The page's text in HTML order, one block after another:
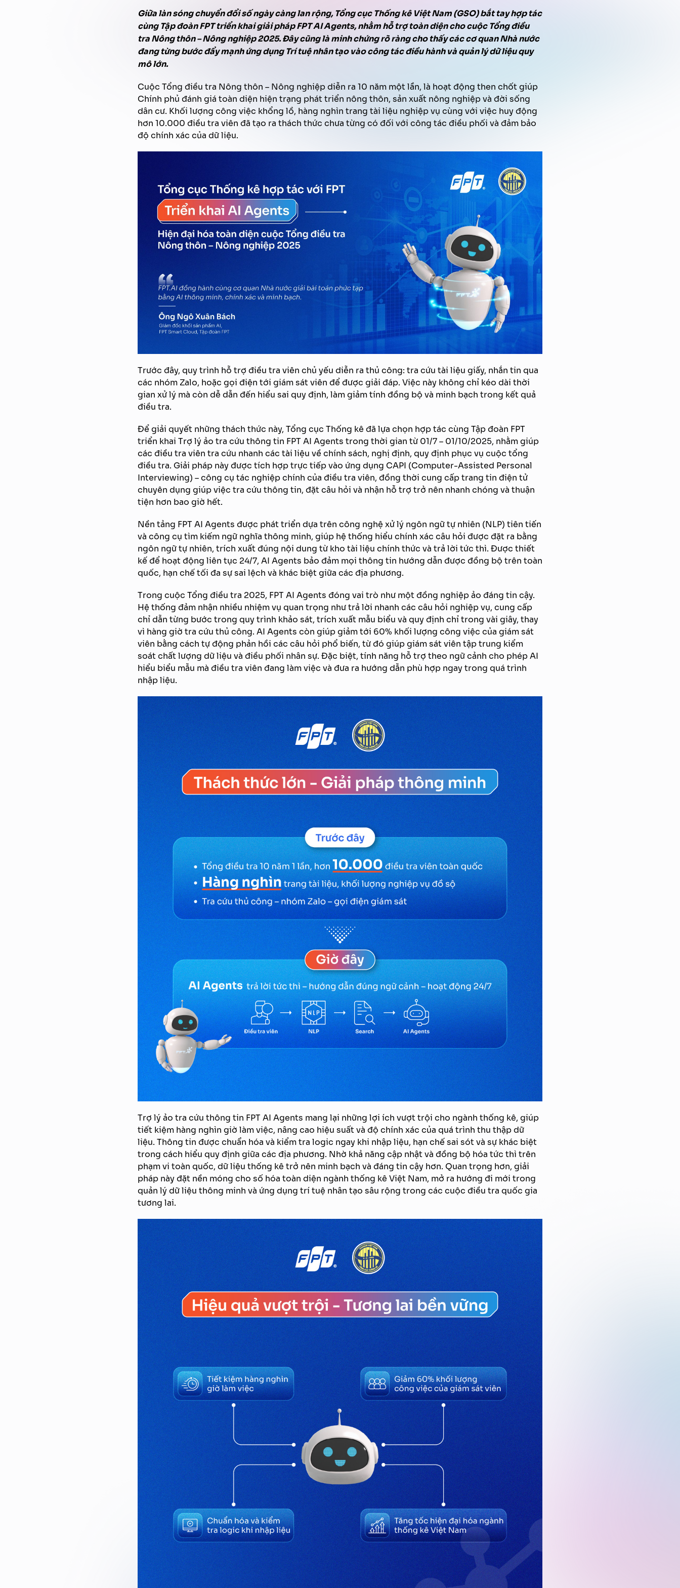
Trợ lý ảo Văn phòng Quản trị tri thức
Phát triển năng lực nhân sự
Quản lý chất lượng tổng đài Xử lý tài liệu tự động
Thu hồi thanh toán Định danh khách hàng
Tăng hiệu quả bán hàng Chiến dịch Marketing tự động
FPT AI Adjust FPT AI Voice Agent
Giữa làn sóng chuyển đổi số ngày càng lan rộng, Tổng cục Thống kê Việt Nam (GSO)bắt tayhợp tác
cùng Tập đoàn FPT triển khaigiải pháp FPTAIAgents,nhằm hỗ trợ toàn diện cho cuộc Tổng điều
tra Nông thôn – Nông nghiệp 2025. Đây cũng làminh chứngrõ ràng cho thấy các cơ quan Nhà nước
đang từng bướcđẩy mạnhứng dụngTrí tuệ nhân tạo vào công tác điều hành và quản lý dữ liệu quy
mô lớn.
Cuộc Tổng điều tra Nông thôn – Nông nghiệp diễn ra 10 năm một lần, là hoạt động then chốt giúp
Chính phủ đánh giá toàn diện hiện trạng phát triển nông thôn, sản xuất nông nghiệp và đời sống
dân cư. Khối lượng công việc khổng lồ, hàng nghìn trang tài liệu nghiệp vụ cùng với việc huy động
hơn 10.000 điều tra viên đã tạo ra thách thức chưa từng có đối với công tác điều phối và đảm bảo
độ chính xác của dữ liệu.
Trước đây, quy trình hỗ trợ điều tra viên chủ yếu diễn ra thủ công: tra cứu tài liệu giấy, nhắn tin qua
các nhóm Zalo, hoặc gọi điện tới giám sát viên để được giải đáp. Việc này không chỉ kéo dài thời
gian xử lý mà còn dễ dẫn đến hiểu sai quy định, làm giảm tính đồng bộ và minh bạch trong kết quả
điều tra.
Để giải quyết những thách thức này, Tổng cục Thống kê đã lựa chọn hợp tác cùng Tập đoàn FPT
triển khai Trợ lý ảo tra cứu thông tin FPT AI Agents trong thời gian từ 01/7 – 01/10/2025, nhằm giúp
các điều tra viên tra cứu nhanh các tài liệu về chính sách, nghị định, quy định phục vụ cuộc tổng
điều tra. Giải pháp này được tích hợp trực tiếp vào ứng dụng CAPI (Computer-Assisted Personal
Interviewing) – công cụ tác nghiệp chính của điều tra viên, đồng thời cung cấp trang tin điện tử
chuyên dụng giúp việc tra cứu thông tin, đặt câu hỏi và nhận hỗ trợ trở nên nhanh chóng và thuận
tiện hơn bao giờ hết.
Nền tảng FPT AI Agents được phát triển dựa trên công nghệ xử lý ngôn ngữ tự nhiên (NLP) tiên tiến
và công cụ tìm kiếm ngữ nghĩa thông minh, giúp hệ thống hiểu chính xác câu hỏi được đặt ra bằng
ngôn ngữ tự nhiên, trích xuất đúng nội dung từ kho tài liệu chính thức và trả lời tức thì. Được thiết
kế để hoạt động liên tục 24/7, AI Agents bảo đảm mọi thông tin hướng dẫn được đồng bộ trên toàn
quốc, hạn chế tối đa sự sai lệch và khác biệt giữa các địa phương.
Trong cuộc Tổng điều tra 2025, FPT AI Agents đóng vai trò như một đồng nghiệp ảo đáng tin cậy.
Hệ thống đảm nhận nhiều nhiệm vụ quan trọng như trả lời nhanh các câu hỏi nghiệp vụ, cung cấp
chỉ dẫn từng bước trong quy trình khảo sát, trích xuất mẫu biểu và quy định chỉ trong vài giây, thay
vì hàng giờ tra cứu thủ công. AI Agents còn giúp giảm tới 60% khối lượng công việc của giám sát
viên bằng cách tự động phản hồi các câu hỏi phổ biến, từ đó giúp giám sát viên tập trung kiểm
soát chất lượng dữ liệu và điều phối nhân sự. Đặc biệt, tính năng hỗ trợ theo ngữ cảnh cho phép AI
hiểu biểu mẫu mà điều tra viên đang làm việc và đưa ra hướng dẫn phù hợp ngay trong quá trình
nhập liệu.
Trợ lý ảo tra cứu thông tin FPT AI Agents mang lại những lợi ích vượt trội cho ngành thống kê, giúp
tiết kiệm hàng nghìn giờ làm việc, nâng cao hiệu suất và độ chính xác của quá trình thu thập dữ
liệu. Thông tin được chuẩn hóa và kiểm tra logic ngay khi nhập liệu, hạn chế sai sót và sự khác biệt
trong cách hiểu quy định giữa các địa phương. Nhờ khả năng cập nhật và đồng bộ hóa tức thì trên
phạm vi toàn quốc, dữ liệu thống kê trở nên minh bạch và đáng tin cậy hơn. Quan trọng hơn, giải
pháp này đặt nền móng cho số hóa toàn diện ngành thống kê Việt Nam, mở ra hướng đi mới trong
quản lý dữ liệu thông minh và ứng dụng trí tuệ nhân tạo sâu rộng trong các cuộc điều tra quốc gia
tương lai.